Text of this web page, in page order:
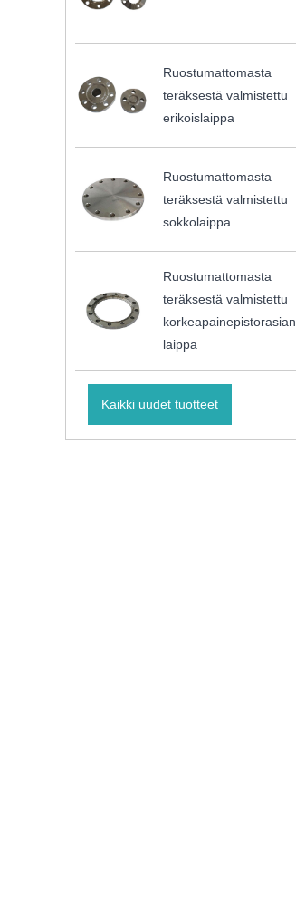
Ruostumattomasta
teräksestä valmistettu
erikoislaippa
Ruostumattomasta
teräksestä valmistettu
sokkolaippa
Ruostumattomasta
teräksestä valmistettu
korkeapainepistorasian
laippa
Kaikki uudet tuotteet